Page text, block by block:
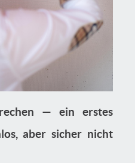
— ein erstes
aber sicher nicht